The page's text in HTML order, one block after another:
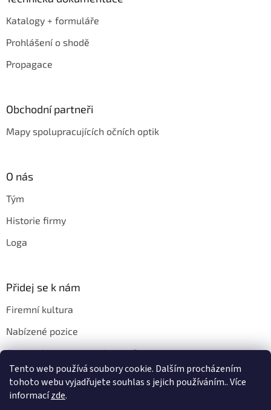
Tento web používá soubory cookie. Dalším procházením
tohoto webu vyjadřujete souhlas s jejich používáním.. Více
informacízde.
Katalogy + formuláře
Prohlášení o shodě
Propagace
Obchodní partneři
Mapy spolupracujících očních optik
O nás
Tým
Historie firmy
Loga
Přidej se k nám
Firemní kultura
Nabízené pozice
Chci u vás pracovat. Jak na to?